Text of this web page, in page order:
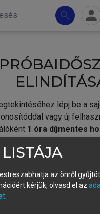
search person
lépj be a
vagy új
1 óra díjmentes
vagy hozz létre
után apróbaidőszak
az önről
kérjük, olvasd el az